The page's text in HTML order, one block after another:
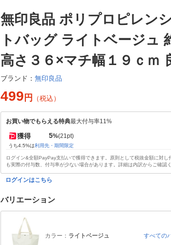
無印良品 ポリプロピレン
トバッグ ライトベージュ
高さ３６×マチ幅１９ｃｍ
ブランド： 無印良品
499 円 （税込）
お買い物でもらえる特典最大付与率11%
獲得 5%(21pt)
うち4.5%は利用先・期間限定
ログイン&全額PayPay支払いで獲得できます。原則として税抜金額に対し
も実際の付与数、付与率が少ない場合があります。詳細は内訳からご確認く
ログインはこちら
バリエーション
カラー： ライトベージュ すべての